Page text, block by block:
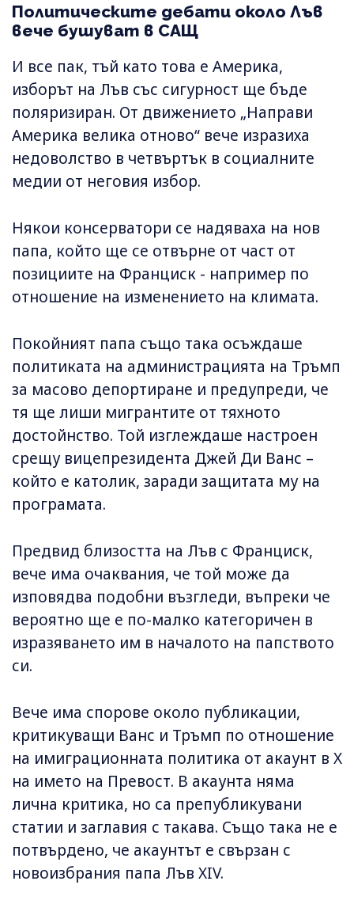
Политическите дебати около Лъв
вече бушуват в САЩ
И все пак, тъй като това е Америка,
изборът на Лъв със сигурност ще бъде
поляризиран. От движението „Направи
Америка велика отново“ вече изразиха
недоволство в четвъртък в социалните
медии от неговия избор.
Някои консерватори се надяваха на нов
папа, който ще се отвърне от част от
позициите на Франциск - например по
отношение на изменението на климата.
Покойният папа също така осъждаше
политиката на администрацията на Тръмп
за масово депортиране и предупреди, че
тя ще лиши мигрантите от тяхното
достойнство. Той изглеждаше настроен
срещу вицепрезидента Джей Ди Ванс –
който е католик, заради защитата му на
програмата.
Предвид близостта на Лъв с Франциск,
вече има очаквания, че той може да
изповядва подобни възгледи, въпреки че
вероятно ще е по-малко категоричен в
изразяването им в началото на папството
си.
Вече има спорове около публикации,
критикуващи Ванс и Тръмп по отношение
на имиграционната политика от акаунт в X
на името на Превост. В акаунта няма
лична критика, но са препубликувани
статии и заглавия с такава. Също така не е
потвърдено, че акаунтът е свързан с
новоизбрания папа Лъв XIV.